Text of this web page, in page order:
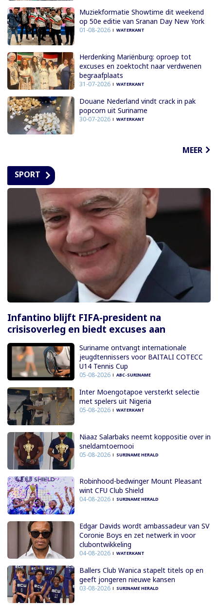
Muziekformatie Showtime dit weekend
op 50e editie van Sranan Day New York
01-08-2026 WATERKANT
Herdenking Mariënburg: oproep tot
excuses en zoektocht naar verdwenen
begraafplaats
31-07-2026 WATERKANT
Douane Nederland vindt crack in pak
popcorn uit Suriname
30-07-2026 WATERKANT
MEER
SPORT
Infantino blijft FIFA-president na
crisisoverleg en biedt excuses aan
Suriname ontvangt internationale
jeugdtennissers voor BAITALI COTECC
U14 Tennis Cup
05-08-2026 ABC-SURINAME
Inter Moengotapoe versterkt selectie
met spelers uit Nigeria
05-08-2026 WATERKANT
Niaaz Salarbaks neemt koppositie over in
sneldamtoernooi
05-08-2026 SURINAME HERALD
Robinhood-bedwinger Mount Pleasant
wint CFU Club Shield
04-08-2026 SURINAME HERALD
Edgar Davids wordt ambassadeur van SV
Coronie Boys en zet netwerk in voor
clubontwikkeling
04-08-2026 WATERKANT
Ballers Club Wanica stapelt titels op en
geeft jongeren nieuwe kansen
03-08-2026 SURINAME HERALD